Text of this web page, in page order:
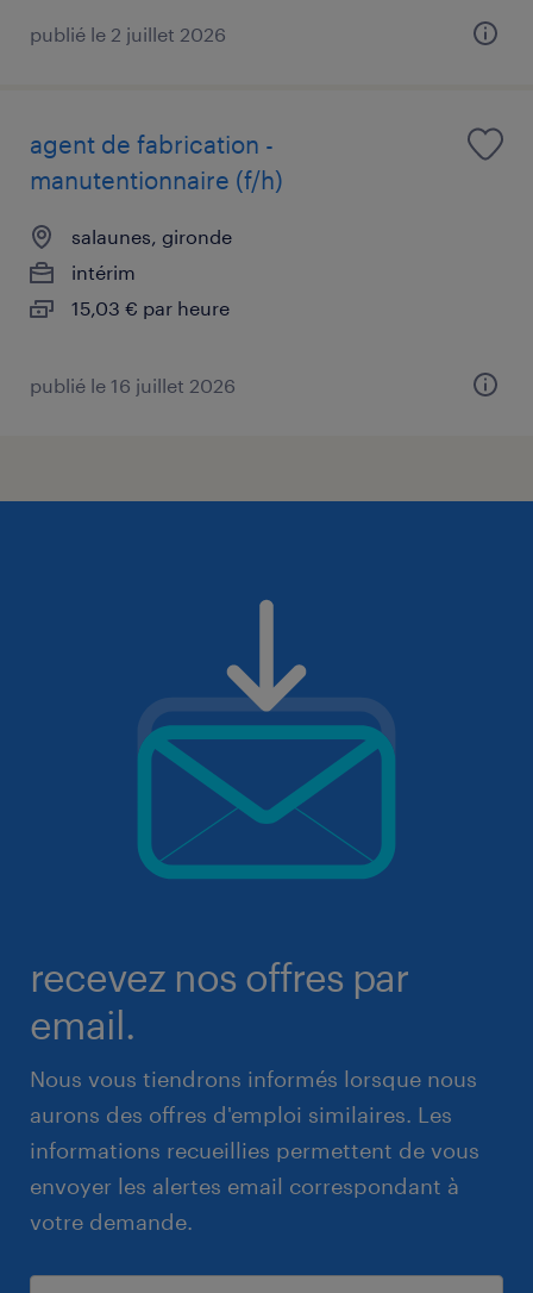
publié le 2 juillet 2026
agent de fabrication -
manutentionnaire (f/h)
salaunes, gironde
intérim
15,03 € par heure
publié le 16 juillet 2026
recevez nos offres par
email.
Nous vous tiendrons informés lorsque nous
aurons des offres d'emploi similaires. Les
informations recueillies permettent de vous
envoyer les alertes email correspondant à
votre demande.